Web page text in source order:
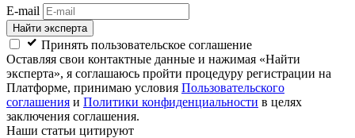
E-mail
Найти эксперта
Принять пользовательское соглашение
Оставляя свои контактные данные и нажимая «Найти
эксперта», я соглашаюсь пройти процедуру регистрации на
Платформе, принимаю условия Пользовательского
соглашения и Политики конфиденциальности в целях
заключения соглашения.
Наши статьи цитируют